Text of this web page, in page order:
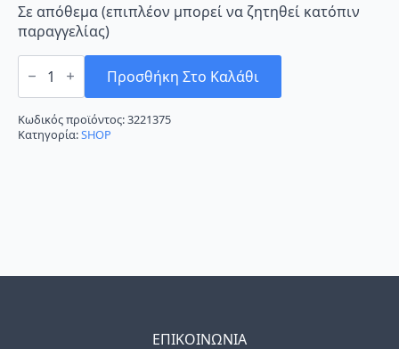
Σε απόθεμα (επιπλέον μπορεί να ζητηθεί κατόπιν
παραγγελίας)
SENDO
ZEAS
SND-
18ZES2
18000BTU
ποσότητα
Προσθήκη Στο Καλάθι
Κωδικός προϊόντος:3221375
Κατηγορία:SHOP
ΕΠΙΚΟΙΝΩΝΙΑ